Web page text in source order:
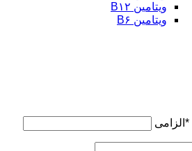
ویتامین B۱۲
ویتامین B۶
* الزامی